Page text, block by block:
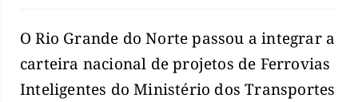
O Rio Grande do Norte passou a integrar a
carteira nacional de projetos de Ferrovias
Inteligentes do Ministério dos Transportes